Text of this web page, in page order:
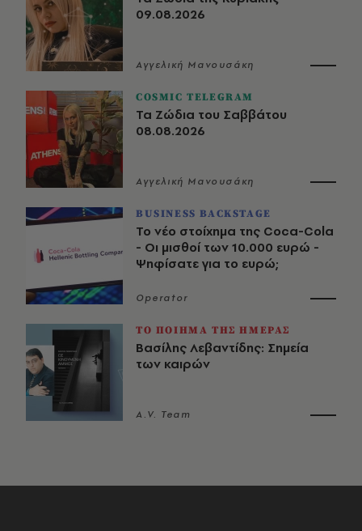
09.08.2026
Αγγελική Μανουσάκη
COSMIC TELEGRAM
Τα Ζώδια του Σαββάτου
08.08.2026
Αγγελική Μανουσάκη
BUSINESS BACKSTAGE
Το νέο στοίχημα της Coca-Cola
- Οι μισθοί των 10.000 ευρώ -
Ψηφίσατε για το ευρώ;
Operator
ΤΟ ΠΟΙΗΜΑ ΤΗΣ ΗΜΕΡΑΣ
Βασίλης Λεβαντίδης: Σημεία
των καιρών
A.V. Team